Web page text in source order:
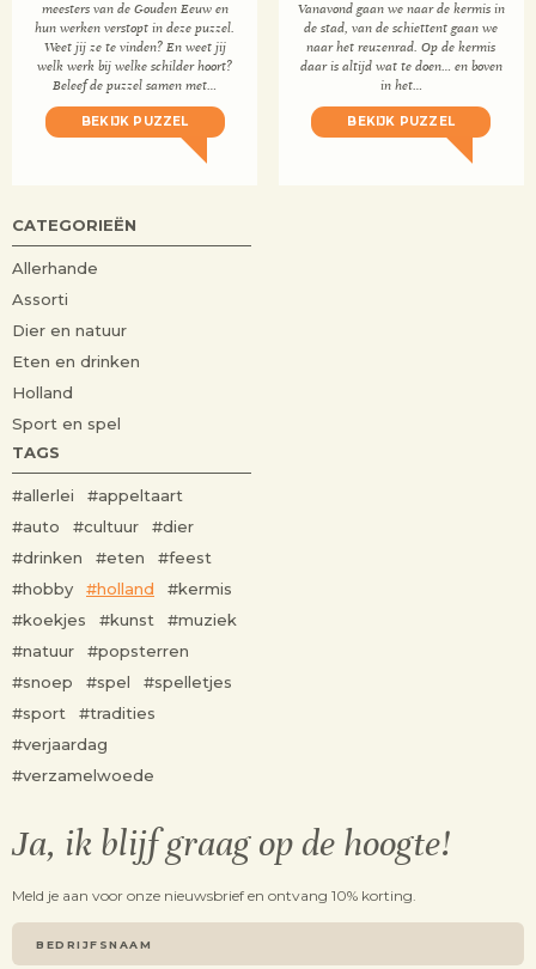
meesters van de Gouden Eeuw en
hun werken verstopt in deze puzzel.
Weet jij ze te vinden? En weet jij
welk werk bij welke schilder hoort?
Beleef de puzzel samen met…
BEKIJK PUZZEL
Vanavond gaan we naar de kermis in
de stad, van de schiettent gaan we
naar het reuzenrad. Op de kermis
daar is altijd wat te doen… en boven
in het…
BEKIJK PUZZEL
CATEGORIEËN
Allerhande
Assorti
Dier en natuur
Eten en drinken
Holland
Sport en spel
TAGS
#allerlei
#appeltaart
#auto
#cultuur
#dier
#drinken
#eten
#feest
#hobby
#holland
#kermis
#koekjes
#kunst
#muziek
#natuur
#popsterren
#snoep
#spel
#spelletjes
#sport
#tradities
#verjaardag
#verzamelwoede
Ja, ik blijf graag op de hoogte!
Meld je aan voor onze nieuwsbrief en ontvang 10% korting.